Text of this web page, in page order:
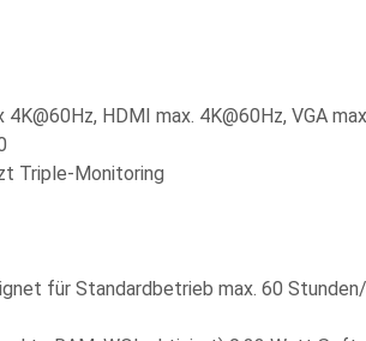
HDMI max. 4K@60Hz, VGA
Triple-Monitoring
für Standardbetrieb max. 60